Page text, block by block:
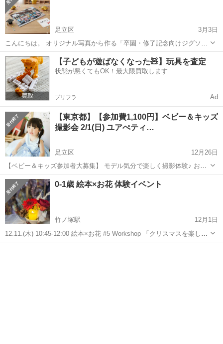
したり、歯医者さんや歯科衛生士...
足立区
3月3日
こんにちは。 オリジナル写真から作る「卒園・修了記念向けジグソー
パズル」を制作している 《元祖ぱずる屋さん》です。
https://www.original-puzzle.com/ 年長さんの卒園記念に、 ...
東京 足立区 育児 オリジナル
【子どもが遊ばなくなった🧸】玩具を査定
状態が悪くてもOK！最大限買取します
プリフラ Ad
【東京都】【参加費1,100円】ベビー＆キッズ
撮影会 2/1(日) ユアぺティ…
足立区
12月26日
【ベビー＆キッズ参加者大募集】 モデル気分で楽しく撮影体験♪ お子
様の“いまのかわいい”をプロカメラマンが撮影します！ キッズドレ
ス・スーツを多数ご用意！お気に入りの衣装を着て、モデル気分でご
参加いただける楽しいイベン...
東京 足立区 育児 キッズ
0-1歳 絵本×お花 体験イベント
竹ノ塚駅
12月1日
12.11.(木) 10:45-12:00 絵本×お花 #5 Workshop 「クリスマスを楽しも
う」開催します！ 今回も4つのプレゼントとリピーター様限定の ＋‪α